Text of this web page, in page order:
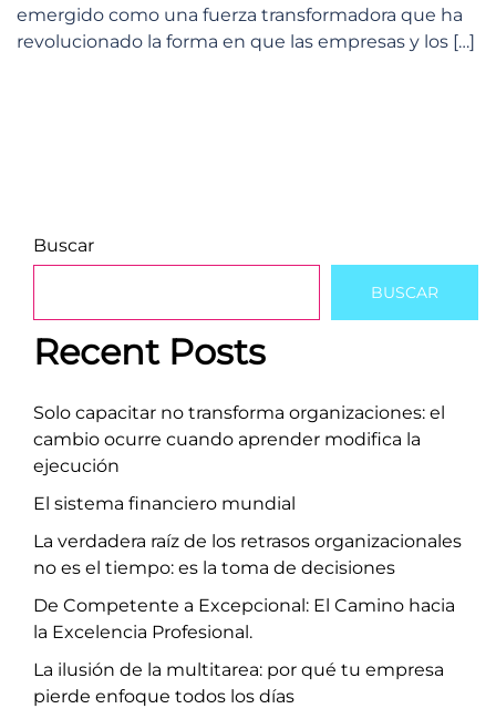
emergido como una fuerza transformadora que ha
revolucionado la forma en que las empresas y los […]
Buscar
BUSCAR
Recent Posts
Solo capacitar no transforma organizaciones: el
cambio ocurre cuando aprender modifica la
ejecución
El sistema financiero mundial
La verdadera raíz de los retrasos organizacionales
no es el tiempo: es la toma de decisiones
De Competente a Excepcional: El Camino hacia
la Excelencia Profesional.
La ilusión de la multitarea: por qué tu empresa
pierde enfoque todos los días